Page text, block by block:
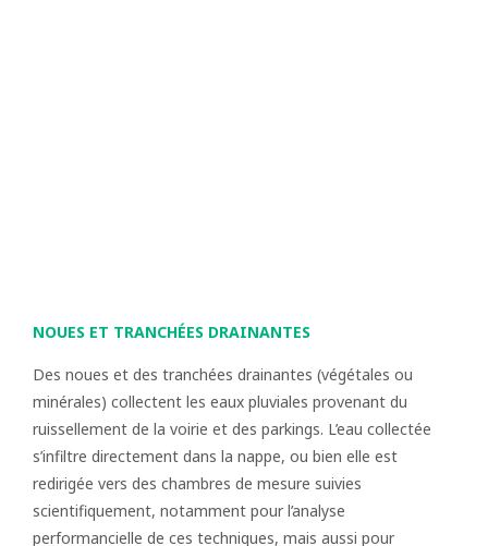
NOUES ET TRANCHÉES DRAINANTES
Des noues et des tranchées drainantes (végétales ou
minérales) collectent les eaux pluviales provenant du
ruissellement de la voirie et des parkings. L’eau collectée
s’infiltre directement dans la nappe, ou bien elle est
redirigée vers des chambres de mesure suivies
scientifiquement, notamment pour l’analyse
performancielle de ces techniques, mais aussi pour